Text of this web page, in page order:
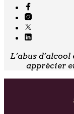
L’abus
apprécier